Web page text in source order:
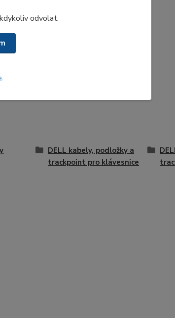
DELL kabely, podložky a
trackpoint pro klávesnice
odvolat.
.